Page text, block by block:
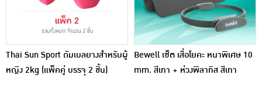
Thai Sun Sport ดัมเบลยางสำหรับผู้
หญิง 2kg (แพ็คคู่ บรรจุ 2 ชิ้น)
Bewell เซ็ต เสื่อโยคะ หนาพิเศษ 10
mm. สีเทา + ห่วงพิลาทิส สีเทา